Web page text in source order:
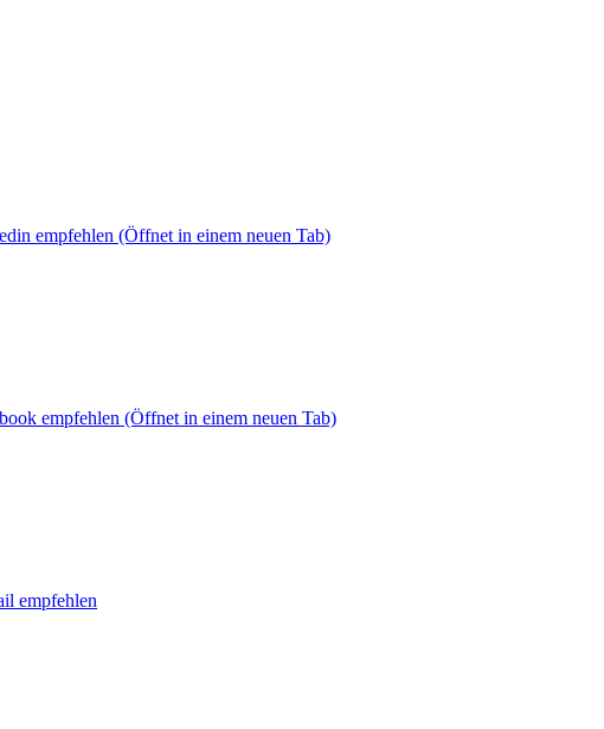
empfehlen (Öffnet in einem neuen Tab)
empfehlen (Öffnet in einem neuen Tab)
empfehlen